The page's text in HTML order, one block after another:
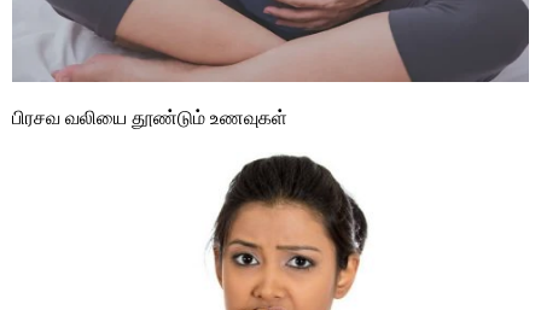
பிரசவ வலியை தூண்டும் உணவுகள்